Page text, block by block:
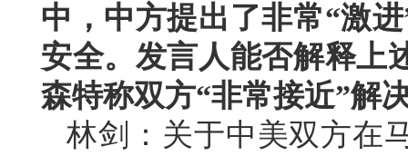
中，中方提出了非常“激
安全。发言人能否解释上
森特称双方“非常接近”解
林剑：关于中美双方在